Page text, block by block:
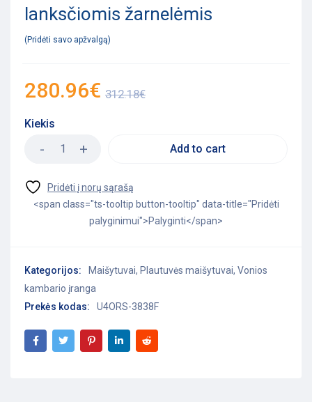
lanksčiomis žarnelėmis
Pridėti savo apžvalgą
312.18€
280.96€
Kiekis
Add to cart
<span class="ts-tooltip button-tooltip" data-title="Pridėti
palyginimui">Palyginti</span>
Kategorijos: Maišytuvai, Plautuvės maišytuvai, Vonios
kambario įranga
Prekės kodas:
U4ORS-3838F